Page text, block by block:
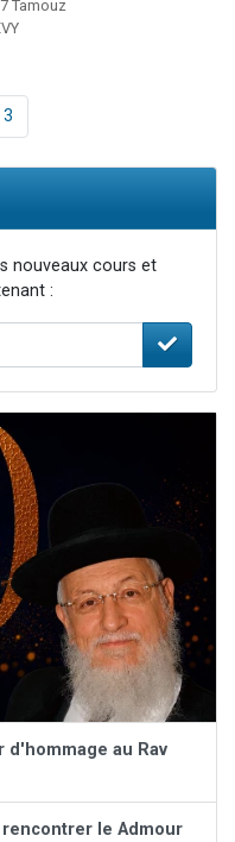
Tamouz
3
nouveaux cours et
:
d'hommage au Rav
rencontrer le Admour